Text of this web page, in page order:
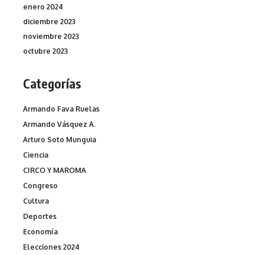
enero 2024
diciembre 2023
noviembre 2023
octubre 2023
Categorías
Armando Fava Ruelas
Armando Vásquez A.
Arturo Soto Munguia
Ciencia
CIRCO Y MAROMA
Congreso
Cultura
Deportes
Economía
Elecciones 2024